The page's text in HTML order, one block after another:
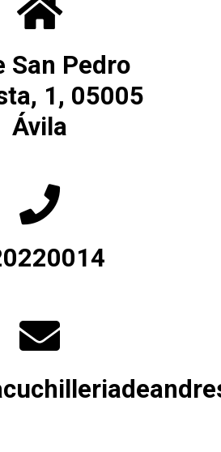
San Pedro
1, 05005
Ávila